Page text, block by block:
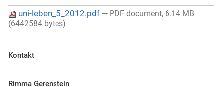
uni-leben_5_2012.pdf — PDF document, 6.14 MB
(6442584 bytes)
Kontakt
Rimma Gerenstein